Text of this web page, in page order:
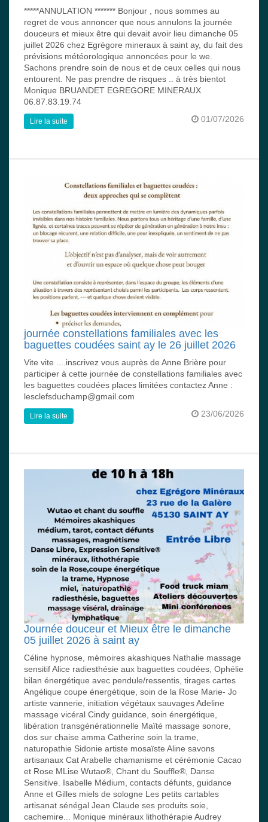
*****ANNULATION ******* Bonjour , nous sommes au
regret de vous annoncer que nous annulons la journée
douceurs et mieux être qui devait avoir lieu dimanche 05
juillet 2026 chez Egrégore mineraux à saint ay, du fait des
prévisions météorologique annoncées pour le we.
Sachons prendre soin de nous et de ceux celles qui nous
entourent. Ne pas prendre de risques .. à très bientot
Monique BRUANDET EGREGORE MINERAUX
06.87.83.19.74
01/07/2026
Lire la suite
journée constellations familiales avec les
baguettes coudées saint ay le 26 juillet 2026
Vite vite ....inscrivez vous auprès de Anne Brière pour
participer à cette journée de constellations familiales avec
les baguettes coudées places limitées contactez Anne :
lesclefsduchamp@gmail.com
23/06/2026
Lire la suite
Journée douceur et Mieux être le dimanche
05 juillet 2026 à saint ay
Céline hypnose, mémoires akashiques Nathalie massage
sensitif Alice radiesthésie aux baguettes coudées, Ophélie
bilan énergétique avec pendule/ressentis, tirages cartes
Angélique coupe énergétique, soin de la Rose Marie- Jo
artiste vannerie, initiation végétaux sauvages Adeline
massage vicéral Cindy guidance, soin énergétique,
libération transgénérationnelle Maïté massage sonore,
dos sur chaise amma Catherine soin la trame,
naturopathie Sidonie artiste mosaïste Aline savons
artisanaux Cat Arabelle chamanisme et cérémonie Cacao
et Rose MLise Wutao®, Chant du Souffle®, Danse
Sensitive. Isabelle Médium, contacts défunts, guidance
Anne et Gilles miels de sologne Les petits cartables
artisanat sénégal Jean Claude ses produits soie,
cachemire... Monique minéraux lithothérapie Audrey